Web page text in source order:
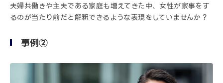
夫婦共働きや主夫である家庭も増えてきた中、女性が家事をす
るのが当たり前だと解釈できるような表現をしていませんか？
事例②